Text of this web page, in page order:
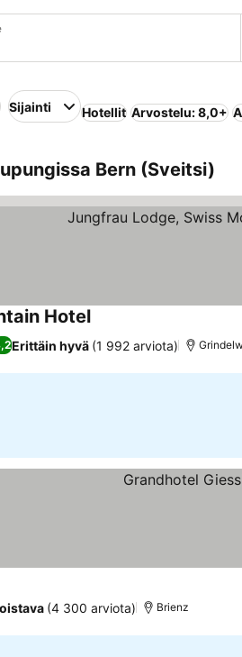
Sijainti Hotellit Arvostelu: 8,0+
Bern (Sveitsi)
Hotel
Erittäin hyvä (1 992 arviota)
(4 300 arviota) Brienz